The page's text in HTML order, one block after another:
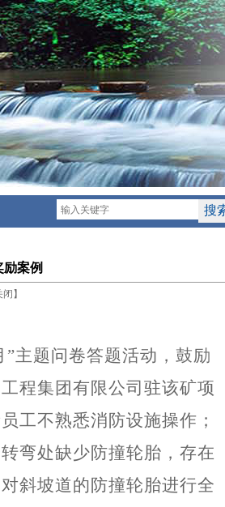
案例
闭 】
”主题问卷答题活动 ，鼓励
程集团有限公司驻该矿项
工不熟悉消防设施操作；
弯处缺少防撞轮胎，存在
斜坡道的防撞轮胎进行全